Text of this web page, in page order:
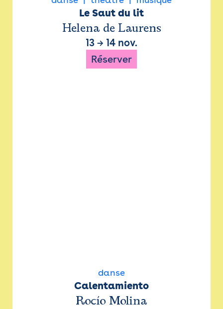
Le Saut du lit
Helena de Laurens
13 → 14 nov.
Réserver
danse
Calentamiento
Rocío Molina